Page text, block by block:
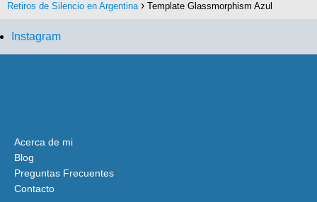
Retiros de Silencio en Argentina Template Glassmorphism Azul
Instagram
Acerca de mi
Blog
Preguntas Frecuentes
Contacto